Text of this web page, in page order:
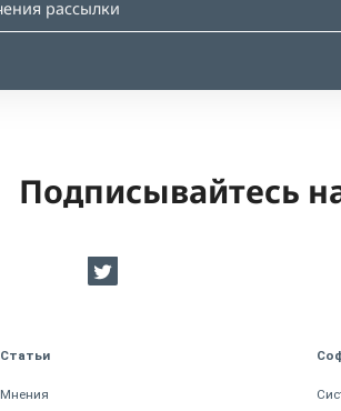
Подписывайтесь
Статьи
Мнения